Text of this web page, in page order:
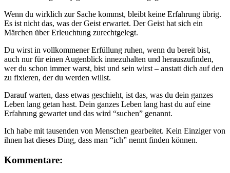
Wenn du wirklich zur Sache kommst, bleibt keine Erfahrung übrig.
Es ist nicht das, was der Geist erwartet. Der Geist hat sich ein
Märchen über Erleuchtung zurechtgelegt.
Du wirst in vollkommener Erfüllung ruhen, wenn du bereit bist,
auch nur für einen Augenblick innezuhalten und herauszufinden,
wer du schon immer warst, bist und sein wirst – anstatt dich auf den
zu fixieren, der du werden willst.
Darauf warten, dass etwas geschieht, ist das, was du dein ganzes
Leben lang getan hast. Dein ganzes Leben lang hast du auf eine
Erfahrung gewartet und das wird “suchen” genannt.
Ich habe mit tausenden von Menschen gearbeitet. Kein Einziger von
ihnen hat dieses Ding, dass man “ich” nennt finden können.
Kommentare: